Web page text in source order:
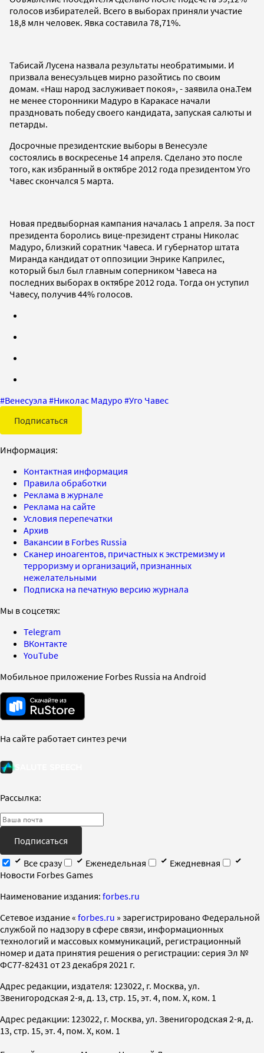
голосов избирателей. Всего в выборах приняли участие
18,8 млн человек. Явка составила 78,71%.
Табисай Лусена назвала результаты необратимыми. И
призвала венесуэльцев мирно разойтись по своим
домам. «Наш народ заслуживает покоя», - заявила она.Тем
не менее сторонники Мадуро в Каракасе начали
праздновать победу своего кандидата, запуская салюты и
петарды.
Досрочные президентские выборы в Венесуэле
состоялись в воскресенье 14 апреля. Сделано это после
того, как избранный в октябре 2012 года президентом Уго
Чавес скончался 5 марта.
Новая предвыборная кампания началась 1 апреля. За пост
президента боролись вице-президент страны Николас
Мадуро, близкий соратник Чавеса. И губернатор штата
Миранда кандидат от оппозиции Энрике Каприлес,
который был был главным соперником Чавеса на
последних выборах в октябре 2012 года. Тогда он уступил
Чавесу, получив 44% голосов.
#Венесуэла #Николас Мадуро #Уго Чавес
Подписаться
Информация:
Контактная информация
Правила обработки
Реклама в журнале
Реклама на сайте
Условия перепечатки
Архив
Вакансии в Forbes Russia
Сканер иноагентов, причастных к экстремизму и
терроризму и организаций, признанных
нежелательными
Подписка на печатную версию журнала
Мы в соцсетях:
Telegram
ВКонтакте
YouTube
Мобильное приложение Forbes Russia на Android
На сайте работает синтез речи
Рассылка:
Подписаться
Все сразу
Еженедельная
Ежедневная
Новости Forbes Games
Наименование издания: forbes.ru
Cетевое издание « forbes.ru » зарегистрировано Федеральной
службой по надзору в сфере связи, информационных
технологий и массовых коммуникаций, регистрационный
номер и дата принятия решения о регистрации: серия Эл №
ФС77-82431 от 23 декабря 2021 г.
Адрес редакции, издателя: 123022, г. Москва, ул.
Звенигородская 2-я, д. 13, стр. 15, эт. 4, пом. X, ком. 1
Адрес редакции: 123022, г. Москва, ул. Звенигородская 2-я, д.
13, стр. 15, эт. 4, пом. X, ком. 1